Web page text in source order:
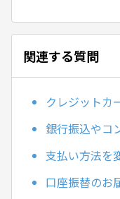
関連する質問
クレジットカ
銀行振込やコ
支払い方法を
口座振替のお